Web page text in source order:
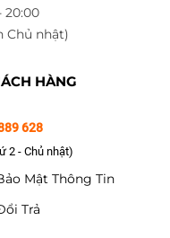
20:00
Chủ nhật)
HÀNG
628
2 - Chủ nhật)
Mật Thông Tin
Trả